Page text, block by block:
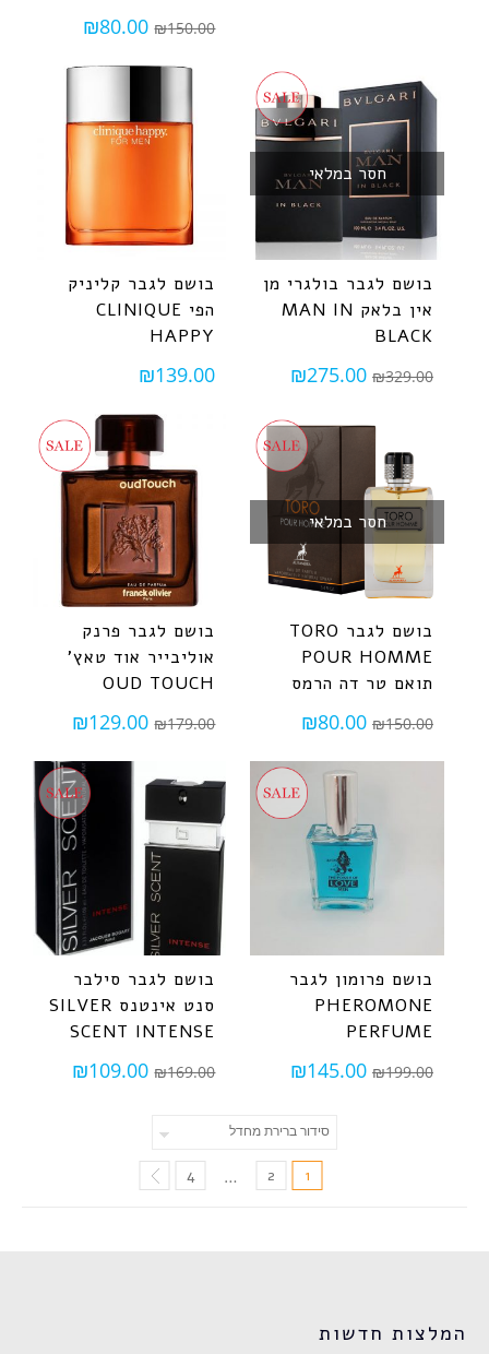
₪150.00
₪80.00
חסר במלאי
בושם לגבר בולגרי מן
אין בלאק MAN IN
BLACK
₪329.00
₪275.00
בושם לגבר קליניק
הפי CLINIQUE
HAPPY
₪139.00
חסר במלאי
בושם לגבר TORO
POUR HOMME
תואם טר דה הרמס
₪150.00
₪80.00
בושם לגבר פרנק
אוליבייר אוד טאץ'
OUD TOUCH
₪179.00
₪129.00
בושם פרומון לגבר
PHEROMONE
PERFUME
₪199.00
₪145.00
בושם לגבר סילבר
סנט אינטנס SILVER
SCENT INTENSE
₪169.00
₪109.00
1
2
…
4
המלצות חדשות